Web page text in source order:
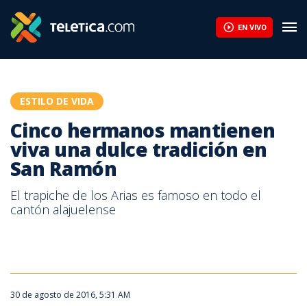
EN VIVO
ESTILO DE VIDA
Cinco hermanos mantienen
viva una dulce tradición en
San Ramón
El trapiche de los Arias es famoso en todo el
cantón alajuelense
30 de agosto de 2016, 5:31 AM